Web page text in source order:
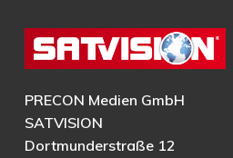
PRECON Medien GmbH
SATVISION
Dortmunderstraße 12